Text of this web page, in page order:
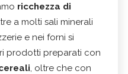
ricchezza di
a molti sali minerali
e nei forni si
prodotti preparati con
, oltre che con